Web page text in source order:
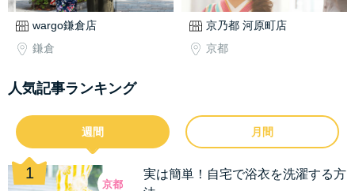
wargo鎌倉店
鎌倉
京乃都 河原町店
京都
人気記事ランキング
週間 月間
実は簡単！自宅で浴衣を洗濯する方
京都